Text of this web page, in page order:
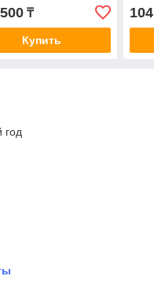
₸
Купить
год